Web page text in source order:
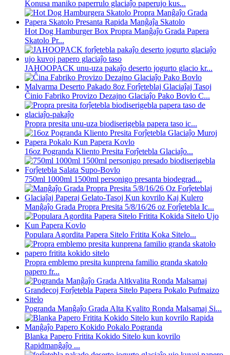
Konusa maniko paperrulo glaciaĵo paperujo kus...
Hot Dog Hamburger Box Propra Manĝaĵo Grada Papera
Skatolo Pr...
JAHOOPACK unu-uza pakaĵo deserto jogurto glacio kr...
Ĉinio Fabriko Provizo Dezajno Glaciaĵo Pako Bovlo C...
Propra presita unu-uza biodiserigebla papera taso ic...
16oz Pogranda Kliento Presita Forĵetebla Glaciaĵo...
750ml 1000ml 1500ml personigo presanta biodegrad...
Manĝaĵo Grada Propra Presita 5/8/16/26 oz Forĵetebla Ic...
Populara Agordita Papera Sitelo Fritita Koka Sitelo...
Propra emblemo presita kunprena familio granda skatolo
papero fr...
Pogranda Manĝaĵo Grada Alta Kvalito Ronda Malsamaj Si...
Blanka Papero Fritita Kokido Sitelo kun kovrilo
Rapidmanĝaĵo ...